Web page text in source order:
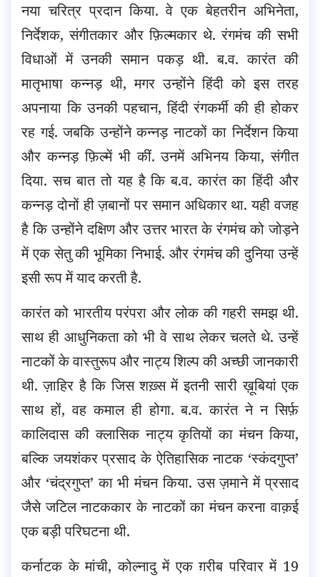
नया चरित्र प्रदान किया. वे एक बेहतरीन अभिनेता,
निर्देशक, संगीतकार और फ़िल्मकार थे. रंगमंच की सभी
विधाओं में उनकी समान पकड़ थी. ब.व. कारंत की
मातृभाषा कन्नड़ थी, मगर उन्होंने हिंदी को इस तरह
अपनाया कि उनकी पहचान, हिंदी रंगकर्मी की ही होकर
रह गई. जबकि उन्होंने कन्नड़ नाटकों का निर्देशन किया
और कन्नड़ फ़िल्में भी कीं. उनमें अभिनय किया, संगीत
दिया. सच बात तो यह है कि ब.व. कारंत का हिंदी और
कन्नड़ दोनों ही ज़बानों पर समान अधिकार था. यही वजह
है कि उन्होंने दक्षिण और उत्तर भारत के रंगमंच को जोड़ने
में एक सेतु की भूमिका निभाई. और रंगमंच की दुनिया उन्हें
इसी रूप में याद करती है.
कारंत को भारतीय परंपरा और लोक की गहरी समझ थी.
साथ ही आधुनिकता को भी वे साथ लेकर चलते थे. उन्हें
नाटकों के वास्तुरूप और नाट्य शिल्प की अच्छी जानकारी
थी. ज़ाहिर है कि जिस शख़्स में इतनी सारी ख़ूबियां एक
साथ हों, वह कमाल ही होगा. ब.व. कारंत ने न सिर्फ़
कालिदास की क्लासिक नाट्य कृतियों का मंचन किया,
बल्कि जयशंकर प्रसाद के ऐतिहासिक नाटक ‘स्कंदगुप्त’
और ‘चंद्रगुप्त’ का भी मंचन किया. उस ज़माने में प्रसाद
जैसे जटिल नाटककार के नाटकों का मंचन करना वाक़ई
एक बड़ी परिघटना थी.
कर्नाटक के मांची, कोल्नादु में एक ग़रीब परिवार में 19